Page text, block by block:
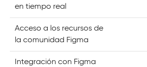
en tiempo real
Acceso a los recursos de
la comunidad Figma
Integración con Figma